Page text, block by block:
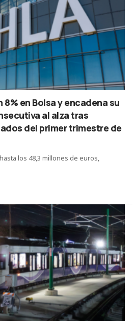
8% en Bolsa y encadena su
al alza tras
del primer trimestre de
los 48,3 millones de euros,